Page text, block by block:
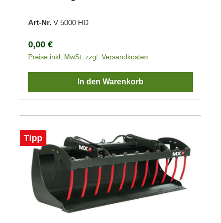
Art-Nr. V 5000 HD
Regulärer Preis:
0,00 €
Preise inkl. MwSt. zzgl. Versandkosten
In den Warenkorb
Tipp